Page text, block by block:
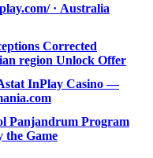
· Australia
Corrected
region Unlock Offer
InPlay Casino —
Panjandrum Program
Game